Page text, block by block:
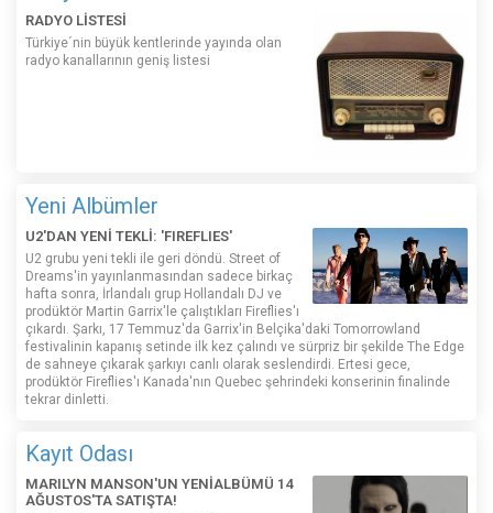
RADYO LİSTESİ
Türkiye´nin büyük kentlerinde yayında olan
radyo kanallarının geniş listesi
Yeni Albümler
U2'DAN YENİ TEKLİ: 'FIREFLIES'
U2 grubu yeni tekli ile geri döndü. Street of
Dreams'in yayınlanmasından sadece birkaç
hafta sonra, İrlandalı grup Hollandalı DJ ve
prodüktör Martin Garrix'le çalıştıkları Fireflies'ı
çıkardı. Şarkı, 17 Temmuz'da Garrix'in Belçika'daki Tomorrowland
festivalinin kapanış setinde ilk kez çalındı ​​ve sürpriz bir şekilde The Edge
de sahneye çıkarak şarkıyı canlı olarak seslendirdi. Ertesi gece,
prodüktör Fireflies'ı Kanada'nın Quebec şehrindeki konserinin finalinde
tekrar dinletti.
Kayıt Odası
MARILYN MANSON'UN YENİALBÜMÜ 14
AĞUSTOS'TA SATIŞTA!